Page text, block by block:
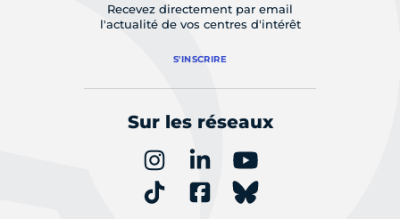
Recevez directement par email
l'actualité de vos centres d'intérêt
S'INSCRIRE
Sur les réseaux